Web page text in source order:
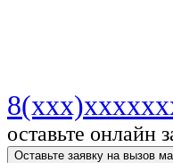
оставьте онлайн
Оставьте заявку на вызов